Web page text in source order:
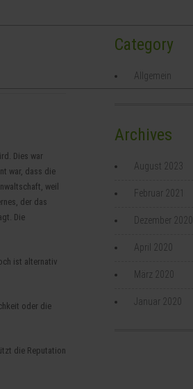
Aktuelles
Dies war
war, dass die
weil
der das
Die
ist alternativ
oder die
die Reputation
Category
Allgemein
Archives
August 2023
Februar 2021
Dezember 2020
April 2020
März 2020
Januar 2020